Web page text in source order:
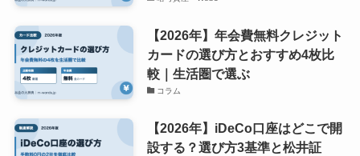
【2026年】年会費無料クレジット
カードの選び方とおすすめ4枚比
較｜生活圏で選ぶ
コラム
【2026年】iDeCo口座はどこで開
設する？選び方3基準と松井証